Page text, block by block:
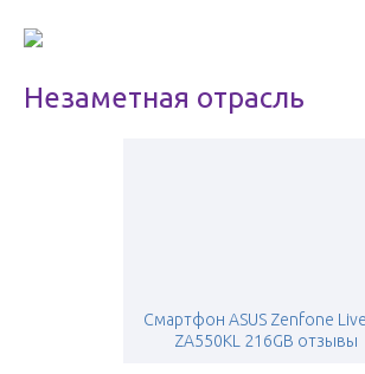
Незаметная отрасль
Смартфон ASUS Zenfone
ZA550KL 216GB отзывы